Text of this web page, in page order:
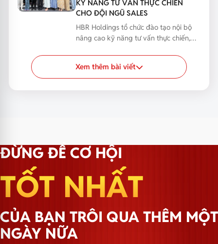
KỸ NĂNG TƯ VẤN THỰC CHIẾN
CHO ĐỘI NGŨ SALES
HBR Holdings tổ chức đào tạo nội bộ
nâng cao kỹ năng tư vấn thực chiến,
Xem thêm bài viết
ĐỪNG ĐỂ CƠ HỘI
TỐT NHẤT
CỦA BẠN TRÔI QUA THÊM MỘT
NGÀY NỮA